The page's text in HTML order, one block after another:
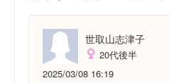
世取山志津子
20代後半
2025/03/08 16:19